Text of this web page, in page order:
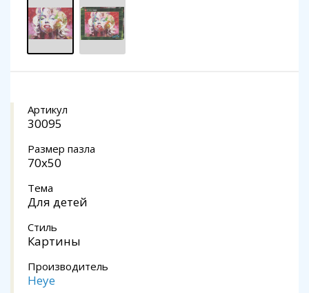
Артикул
30095
Размер пазла
70x50
Тема
Для детей
Стиль
Картины
Производитель
Heye